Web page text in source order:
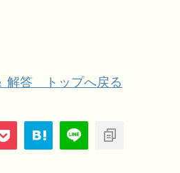
解答 トップへ戻る